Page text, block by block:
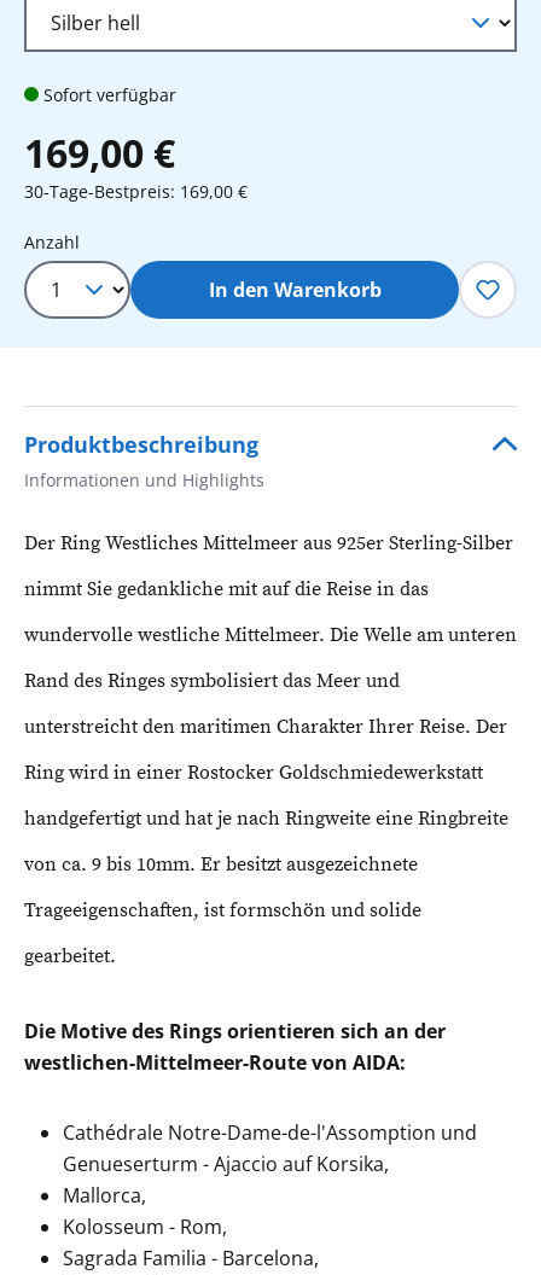
Sofort verfügbar
169,00 €
30-Tage-Bestpreis: 169,00 €
Produkt Anzahl: Gib den
Anzahl
In den Warenkorb
Produktbeschreibung
Informationen und Highlights
Der Ring Westliches Mittelmeer aus 925er Sterling-Silber
nimmt Sie gedankliche mit auf die Reise in das
wundervolle westliche Mittelmeer. Die Welle am unteren
Rand des Ringes symbolisiert das Meer und
unterstreicht den maritimen Charakter Ihrer Reise. Der
Ring wird in einer Rostocker Goldschmiedewerkstatt
handgefertigt und hat je nach Ringweite eine Ringbreite
von ca. 9 bis 10mm. Er besitzt ausgezeichnete
Trageeigenschaften, ist formschön und solide
gearbeitet.
Die Motive des Rings orientieren sich an der
westlichen-Mittelmeer-Route von AIDA:
Cathédrale Notre-Dame-de-l'Assomption und
Genueserturm - Ajaccio auf Korsika,
Mallorca,
Kolosseum - Rom,
Sagrada Familia - Barcelona,